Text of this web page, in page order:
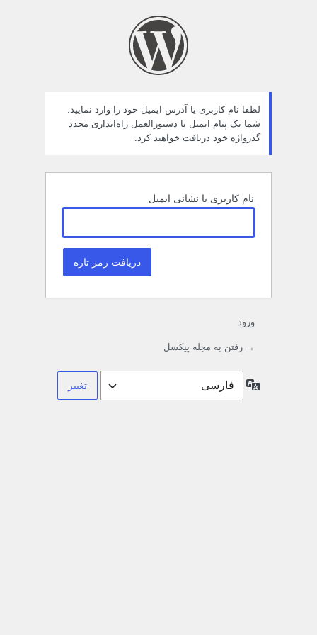
لطفا نام کاربری یا آدرس ایمیل خود را وارد نمایید.
شما یک پیام ایمیل با دستورالعمل راه‌اندازی مجدد
گذرواژه خود دریافت خواهید کرد.
نام کاربری یا نشانی ایمیل
ورود
→ رفتن به مجله پیکسل
زبان